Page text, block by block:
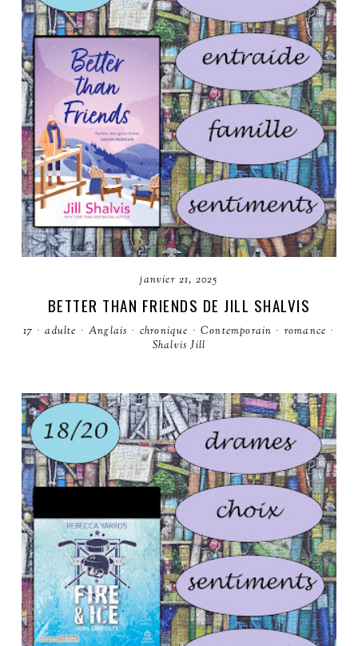
janvier 21, 2025
BETTER THAN FRIENDS DE JILL SHALVIS
17 · adulte · Anglais · chronique · Contemporain · romance ·
Shalvis Jill